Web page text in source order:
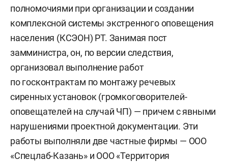
полномочиями при организации и создании
комплексной системы экстренного оповещения
населения (КСЭОН) РТ. Занимая пост
замминистра, он, по версии следствия,
организовал выполнение работ
по госконтрактам по монтажу речевых
сиренных установок (громкоговорителей-
оповещателей на случай ЧП) — причем с явными
нарушениями проектной документации. Эти
работы выполняли две частные фирмы — ООО
«Спецлаб-Казань» и ООО «Территория